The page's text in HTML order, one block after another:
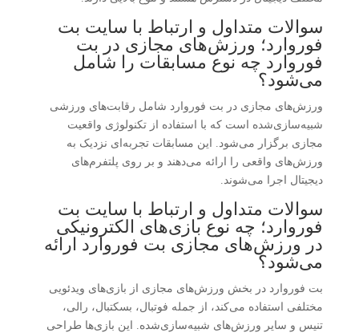
سوالات متداول و ارتباط با سایت بت
فوروارد؛ ورزش‌های مجازی در بت
فوروارد چه نوع مسابقات را شامل
می‌شود؟
ورزش‌های مجازی در بت فوروارد شامل رقابت‌های ورزشی
شبیه‌سازی‌شده است که با استفاده از تکنولوژی واقعیت
مجازی برگزار می‌شود. این مسابقات تجربه‌ای نزدیک به
ورزش‌های واقعی را ارائه می‌دهند و بر روی پلتفرم‌های
دیجیتال اجرا می‌شوند.
سوالات متداول و ارتباط با سایت بت
فوروارد؛ چه نوع بازی‌های الکترونیکی
در ورزش‌های مجازی بت فوروارد ارائه
می‌شود؟
بت فوروارد در بخش ورزش‌های مجازی از بازی‌های ویدئویی
مختلفی استفاده می‌کند، از جمله فوتبال، بسکتبال، رالی،
تنیس و سایر ورزش‌های شبیه‌سازی‌شده. این بازی‌ها طراحی